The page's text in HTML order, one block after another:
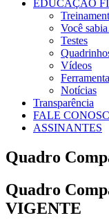
EDUCAÇÃO
Você
Testes
Vídeos
Notícias
Transparência
FALE
ASSINANTES
Quadro
Quadro
VIGENTE